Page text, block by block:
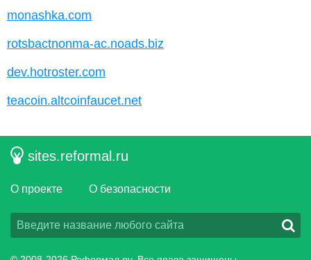
monashka.com
rotsbactnonma-ac.noads.biz
dev.hotroster.com
teacoin.altcoinfaucet.net
sites.reformal.ru
О проекте О безопасности